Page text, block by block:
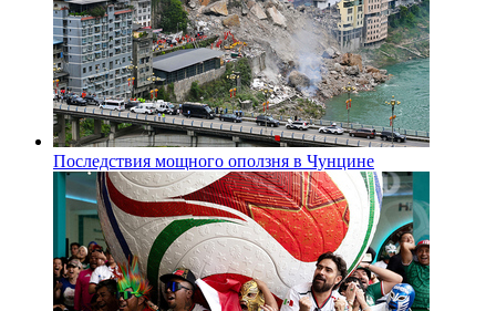
Последствия мощного оползня в Чунцине